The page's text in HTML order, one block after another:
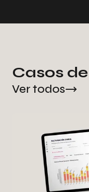
Casos
Ver todos